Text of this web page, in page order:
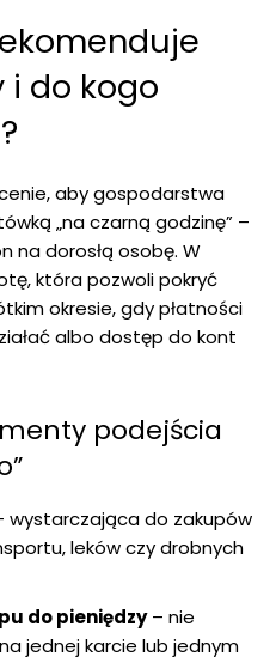
i do kogo
aby gospodarstwa
„na czarną godzinę” –
na dorosłą osobę. W
która pozwoli pokryć
okresie, gdy płatności
albo dostęp do kont
podejścia
wystarczająca do zakupów
leków czy drobnych
do pieniędzy– nie
jednej karcie lub jednym